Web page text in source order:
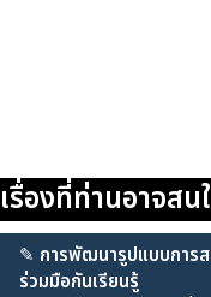
เรื่องที่ท่านอาจสน
✎ การพัฒนารูปแบบการ
ร่วมมือกันเรียนรู้